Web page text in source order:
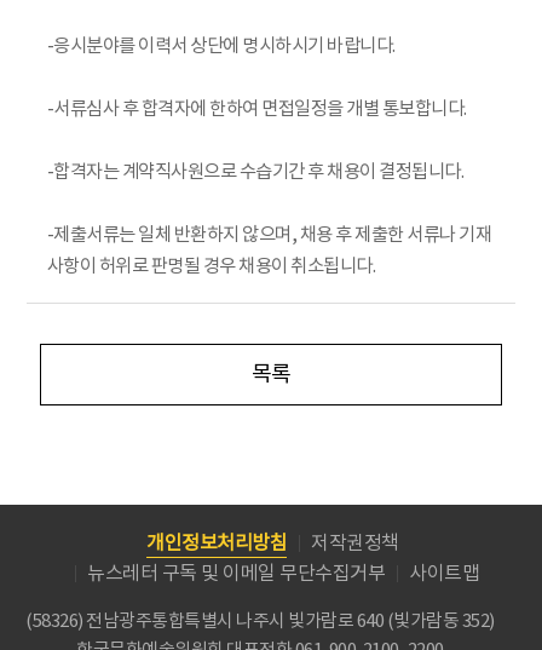
-응시분야를 이력서 상단에 명시하시기 바랍니다.
-서류심사 후 합격자에 한하여 면접일정을 개별 통보합니다.
-합격자는 계약직사원으로 수습기간 후 채용이 결정됩니다.
-제출서류는 일체 반환하지 않으며, 채용 후 제출한 서류나 기재
사항이 허위로 판명될 경우 채용이 취소됩니다.
목록
개인정보처리방침
저작권정책
뉴스레터 구독 및 이메일 무단수집거부
사이트맵
(58326) 전남광주통합특별시 나주시 빛가람로 640 (빛가람동 352)